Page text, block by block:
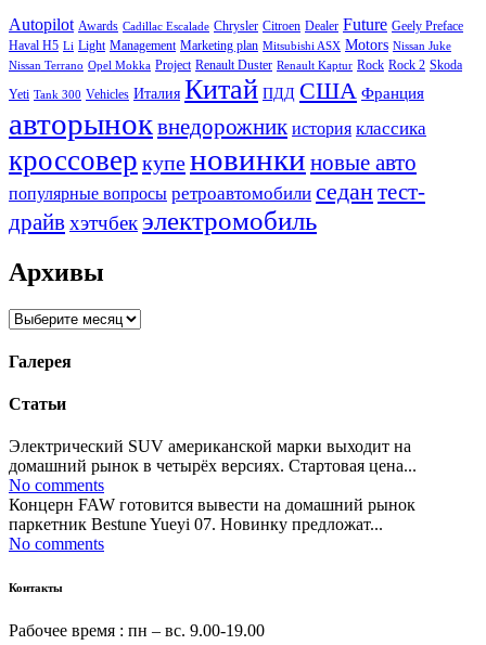
Autopilot Awards Cadillac Escalade Chrysler Citroen Dealer Future Geely Preface
Haval H5 Li Light Management Marketing plan Mitsubishi ASX Motors Nissan Juke
Nissan Terrano Opel Mokka Project Renault Duster Renault Kaptur Rock Rock 2 Skoda
Yeti Tank 300 Vehicles Италия Китай ПДД США Франция
авторыноквнедорожник история классика
кроссовер купеновинки новые авто
популярные вопросы ретроавтомобили седантест-
драйвхэтчбек электромобиль
Архивы
Архивы
Галерея
Статьи
Электрический SUV американской марки выходит на
домашний рынок в четырёх версиях. Стартовая цена...
No comments
Концерн FAW готовится вывести на домашний рынок
паркетник Bestune Yueyi 07. Новинку предложат...
No comments
Контакты
Рабочее время : пн – вс. 9.00-19.00